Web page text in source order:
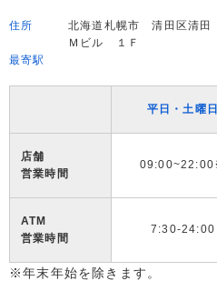
住所
北海道札幌市 清田区清
Ｍビル １Ｆ
最寄駅
平日・土曜日
店舗
営業時間
ATM
営業時間
7:30-24:00
※年末年始を除きます。